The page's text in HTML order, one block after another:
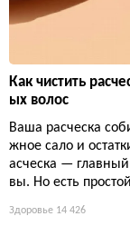
Как чистить
ых волос
Ваша расческа
жное сало и
асческа —
вы. Но есть
Здоровье 14 426